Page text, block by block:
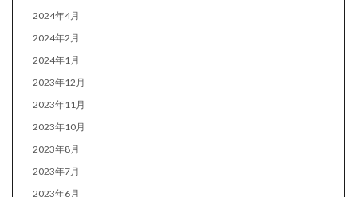
2024年4月
2024年2月
2024年1月
2023年12月
2023年11月
2023年10月
2023年8月
2023年7月
2023年6月